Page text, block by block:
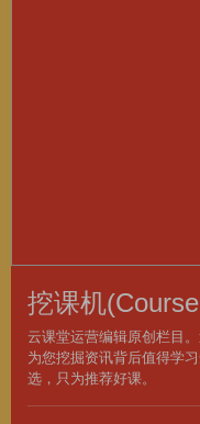
挖课机
云课堂运营编辑原创栏目
为您挖掘资讯背后值得学
选，只为推荐好课。